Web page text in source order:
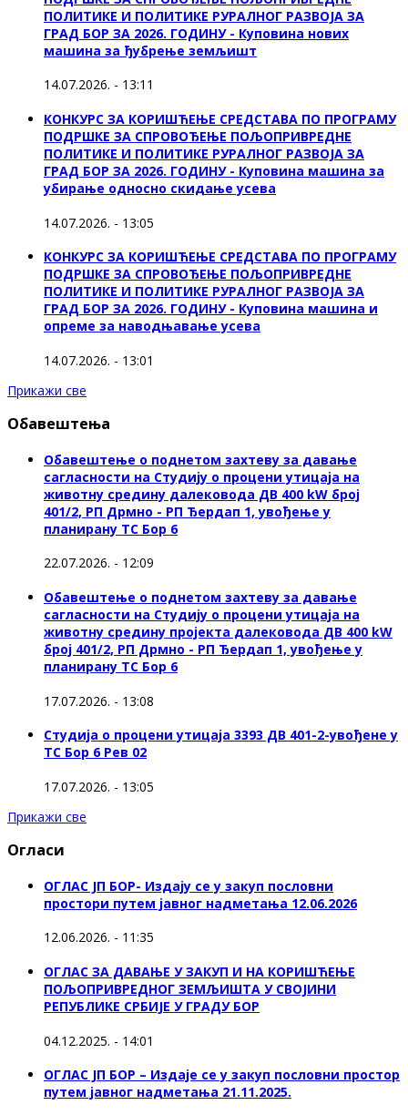
ПОЛИТИКЕ И ПОЛИТИКЕ РУРАЛНОГ РАЗВОЈА ЗА
ГРАД БОР ЗА 2026. ГОДИНУ - Куповина нових
машина за ђубрење земљишт
14.07.2026. - 13:11
КОНКУРС ЗА КОРИШЋЕЊЕ СРЕДСТАВА ПО ПРОГРАМУ
ПОДРШКЕ ЗА СПРОВОЂЕЊЕ ПОЉОПРИВРЕДНЕ
ПОЛИТИКЕ И ПОЛИТИКЕ РУРАЛНОГ РАЗВОЈА ЗА
ГРАД БОР ЗА 2026. ГОДИНУ - Куповинa машина за
убирање односно скидање усева
14.07.2026. - 13:05
КОНКУРС ЗА КОРИШЋЕЊЕ СРЕДСТАВА ПО ПРОГРАМУ
ПОДРШКЕ ЗА СПРОВОЂЕЊЕ ПОЉОПРИВРЕДНЕ
ПОЛИТИКЕ И ПОЛИТИКЕ РУРАЛНОГ РАЗВОЈА ЗА
ГРАД БОР ЗА 2026. ГОДИНУ - Куповина машина и
опреме за наводњавање усева
14.07.2026. - 13:01
Прикажи све
Обавештења
Обавештење о поднетом захтеву за давање
сагласности на Студију о процени утицаја на
животну средину далековода ДВ 400 kW број
401/2, РП Дрмно - РП Ђердап 1, увођење у
планирану ТС Бор 6
22.07.2026. - 12:09
Обавештење о поднетом захтеву за давање
сагласности на Студију о процени утицаја на
животну средину пројекта далековода ДВ 400 kW
број 401/2, РП Дрмно - РП Ђердап 1, увођење у
планирану ТС Бор 6
17.07.2026. - 13:08
Студија о процени утицаја 3393 ДВ 401-2-увођене у
ТС Бор 6 Рев 02
17.07.2026. - 13:05
Прикажи све
Огласи
ОГЛАС ЈП БОР- Издају се у закуп пословни
простори путем јавног надметања 12.06.2026
12.06.2026. - 11:35
ОГЛАС ЗА ДАВАЊЕ У ЗАКУП И НА КОРИШЋЕЊЕ
ПОЉОПРИВРЕДНОГ ЗЕМЉИШТА У СВОЈИНИ
РЕПУБЛИКЕ СРБИЈЕ У ГРАДУ БОР
04.12.2025. - 14:01
ОГЛАС ЈП БОР – Издаје се у закуп пословни простор
путем јавног надметања 21.11.2025.